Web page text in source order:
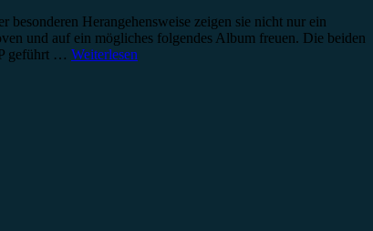
Herangehensweise zeigen sie nicht nur ein
und auf ein mögliches folgendes Album freuen. Die beiden
geführt … Weiterlesen